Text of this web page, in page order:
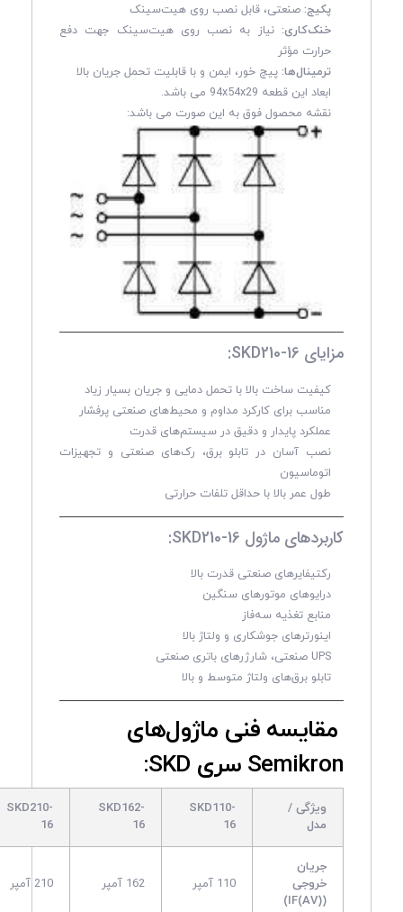
پکیج: صنعتی، قابل نصب روی هیت‌سینک
خنک‌کاری: نیاز به نصب روی هیت‌سینک جهت دفع
حرارت مؤثر
ترمینال‌ها: پیچ خور، ایمن و با قابلیت تحمل جریان بالا
ابعاد این قطعه 94x54x29 می باشد.
نقشه محصول فوق به این صورت می باشد:
مزایای SKD210-16:
کیفیت ساخت بالا با تحمل دمایی و جریان بسیار زیاد
مناسب برای کارکرد مداوم و محیط‌های صنعتی پرفشار
عملکرد پایدار و دقیق در سیستم‌های قدرت
نصب آسان در تابلو برق، رک‌های صنعتی و تجهیزات
اتوماسیون
طول عمر بالا با حداقل تلفات حرارتی
کاربردهای ماژول SKD210-16:
رکتیفایرهای صنعتی قدرت بالا
درایوهای موتورهای سنگین
منابع تغذیه سه‌فاز
اینورترهای جوشکاری و ولتاژ بالا
UPS صنعتی، شارژرهای باتری صنعتی
تابلو برق‌های ولتاژ متوسط و بالا
مقایسه فنی ماژول‌های
Semikron سری SKD:
ویژگی /
مدل
SKD110-
16
SKD162-
16
SKD210-
16
جریان
خروجی
(IF(AV))
110 آمپر 162 آمپر 210 آمپر